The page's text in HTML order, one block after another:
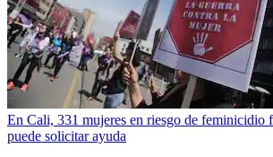
En Cali, 331 mujeres en riesgo de feminicidio
puede solicitar ayuda